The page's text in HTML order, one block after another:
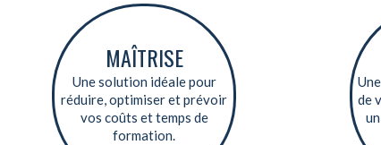
MAÎTRISE
Une solution idéale pour
réduire, optimiser et prévoir
vos coûts et temps de
formation.
de